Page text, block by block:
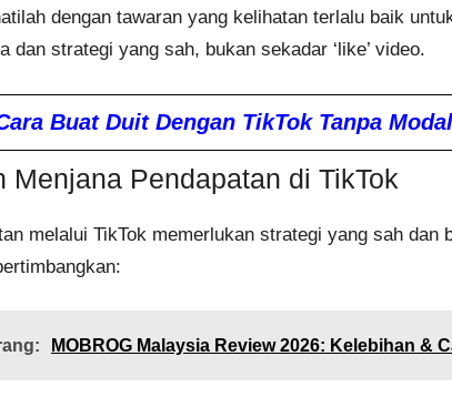
dengan tawaran yang kelihatan terlalu baik
dan strategi yang sah, bukan sekadar ‘like’ video.
Buat Duit Dengan TikTok Tanpa
Menjana Pendapatan di TikTok
melalui TikTok memerlukan strategi yang sah
MOBROG Malaysia Review 2026: Kelebihan &